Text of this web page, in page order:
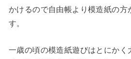
かけるので自由帳より模造紙の方
す。
一歳の頃の模造紙遊びはとにかく